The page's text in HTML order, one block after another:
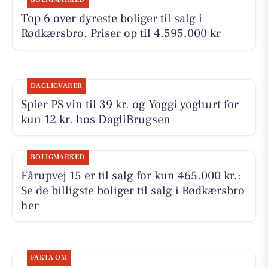
Top 6 over dyreste boliger til salg i
Rødkærsbro. Priser op til 4.595.000 kr
DAGLIGVARER
Spier PS vin til 39 kr. og Yoggi yoghurt for
kun 12 kr. hos DagliBrugsen
BOLIGMARKED
Fårupvej 15 er til salg for kun 465.000 kr.:
Se de billigste boliger til salg i Rødkærsbro
her
FAKTA OM